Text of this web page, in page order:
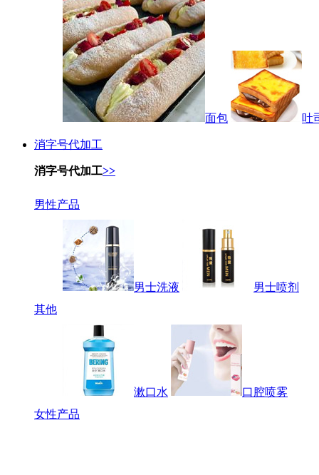
面包 吐
消字号代加工
消字号代加工>>
男性产品
男士洗液
男士喷剂
其他
漱口水
口腔喷雾
女性产品